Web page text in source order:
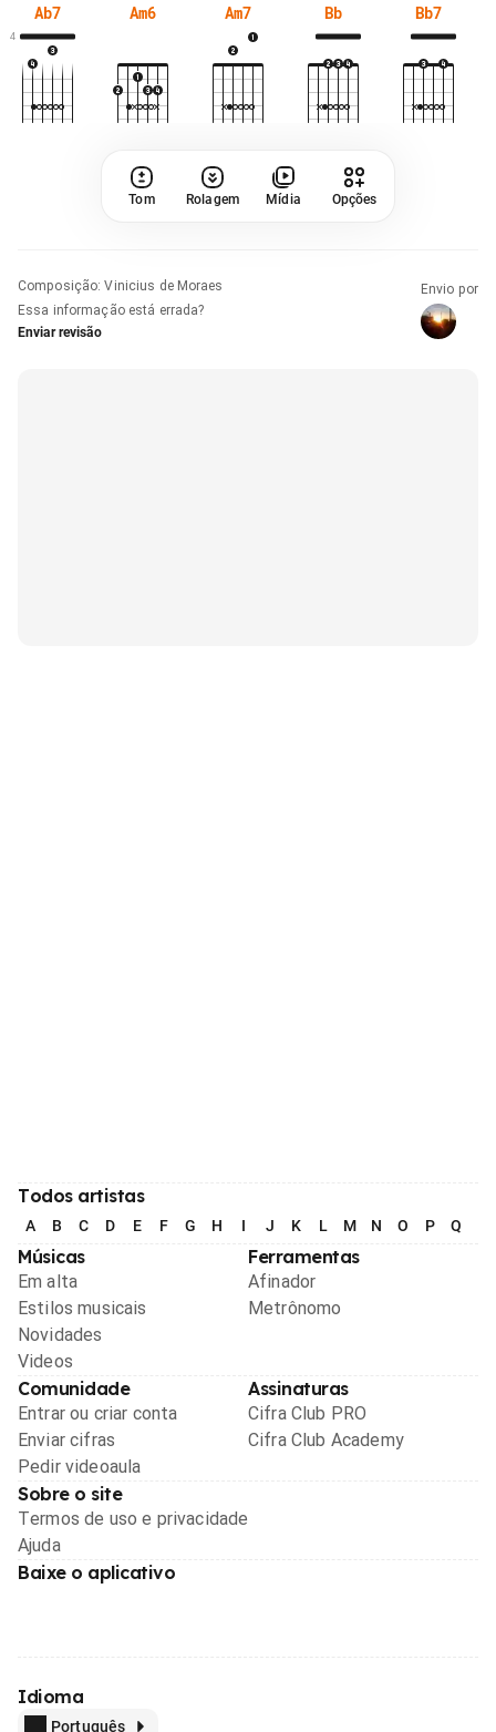
Ab7
4
Am6 Am7 Bb Bb7
Tom Rolagem Mídia Opções
Composição:Vinicius de Moraes
Essa informação está errada?
Enviar revisão
Envio por
Todos artistas
A B C D E F G H I J K L M N O P Q
Músicas
Em alta
Estilos musicais
Novidades
Videos
Ferramentas
Afinador
Metrônomo
Comunidade
Entrar ou criar conta
Enviar cifras
Pedir videoaula
Assinaturas
Cifra Club PRO
Cifra Club Academy
Sobre o site
Termos de uso e privacidade
Ajuda
Baixe o aplicativo
Idioma
Português